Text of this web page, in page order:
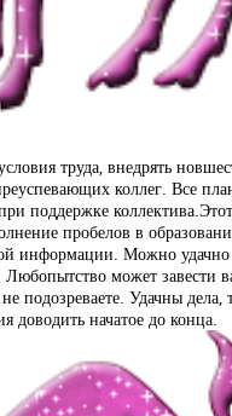
труда, внедрять
коллег. Все
поддержке
пробелов в
информации. Можно
Любопытство может завести
подозреваете. Удачны
доводить начатое до конца.